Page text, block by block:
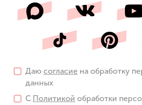
Даю согласие на обработку
данных
С Политикой обработки